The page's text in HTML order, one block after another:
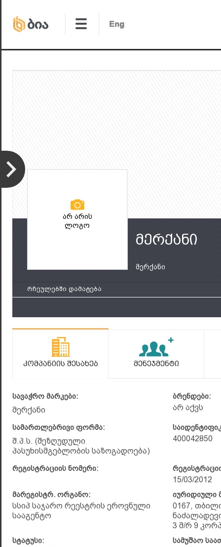
არ არის
ლოგო
მერქანი
მერქანი
რჩეულებში დამატება
Კომპანიის Შესახებ Მენეჯმენტი
სავაჭრო მარკები:
მერქანი
ბრენდები:
არ აქვს
სამართლებრივი ფორმა:
შ.პ.ს. (შეზღუდული
პასუხისმგებლობის საზოგადოება)
400042850
რეგისტრაციის ნომერი:
15/03/2012
მარეგისტრ. ორგანო:
სსიპ საჯარო რეესტრის ეროვნული
სააგენტო
იურიდიული
0167,
3 მ/რ 9
სტატუსი: სამუშაო